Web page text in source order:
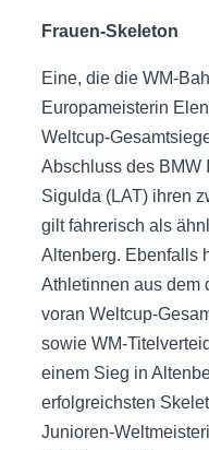
Frauen-Skeleton
Eine, die die WM-
Europameisterin
Weltcup-
Abschluss des BMW
Sigulda (LAT) ihren
gilt fahrerisch als
Altenberg. Ebenfalls
Athletinnen aus dem
voran Weltcup-
sowie WM-
einem Sieg in
erfolgreichsten
Junioren-